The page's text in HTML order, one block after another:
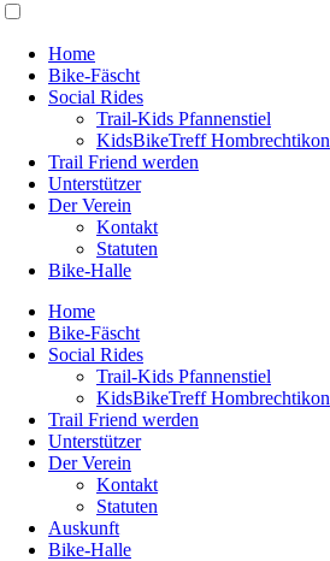
Home
Bike-Fäscht
Social Rides
Trail-Kids Pfannenstiel
KidsBikeTreff Hombrechtikon
Trail Friend werden
Unterstützer
Der Verein
Kontakt
Statuten
Bike-Halle
Home
Bike-Fäscht
Social Rides
Trail-Kids Pfannenstiel
KidsBikeTreff Hombrechtikon
Trail Friend werden
Unterstützer
Der Verein
Kontakt
Statuten
Auskunft
Bike-Halle